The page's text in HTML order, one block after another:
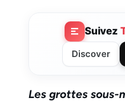
Suivez
Discover
Les grottes sous-